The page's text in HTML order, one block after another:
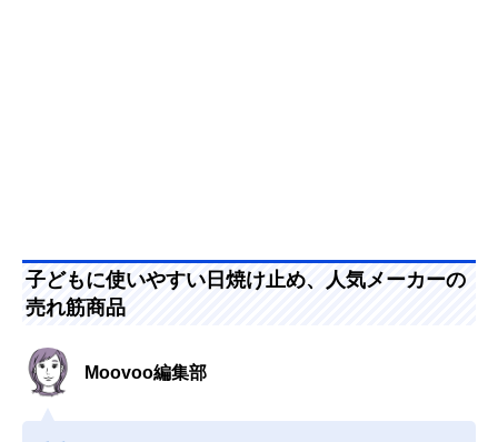
子どもに使いやすい日焼け止め、人気メーカーの
売れ筋商品
Moovoo編集部